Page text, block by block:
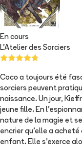
En cours
L'Atelier des Sorciers
Coco a toujours été
sorciers peuvent
naissance. Un jour,
jeune fille. En
nature de la magie et
encrier qu'elle a
enfant. Elle s'exerce